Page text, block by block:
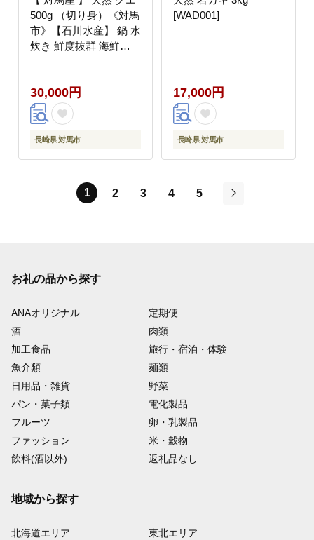
500g （切り身）《対馬
市》【石川水産】 鍋 水
炊き 鮮度抜群 海鮮
30,000円
長崎県 対馬市
[WAD001]
17,000円
長崎県 対馬市
1 2 3 4
5
お礼の品から探す
ANAオリジナル
定期便
酒
肉類
加工食品
旅行・宿泊・体験
魚介類
麺類
日用品・雑貨
野菜
パン・菓子類
電化製品
フルーツ
卵・乳製品
ファッション
米・穀物
飲料(酒以外)
返礼品なし
地域から探す
北海道エリア
東北エリア